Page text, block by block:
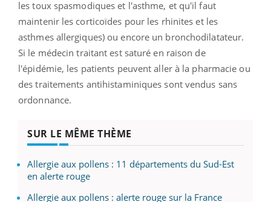
les toux spasmodiques et l'asthme, et qu'il faut
maintenir les corticoïdes pour les rhinites et les
asthmes allergiques) ou encore un bronchodilatateur.
Si le médecin traitant est saturé en raison de
l'épidémie, les patients peuvent aller à la pharmacie ou
des traitements antihistaminiques sont vendus sans
ordonnance.
SUR LE MÊME THÈME
Allergie aux pollens : 11 départements du Sud-Est
en alerte rouge
Allergie aux pollens : alerte rouge sur la France